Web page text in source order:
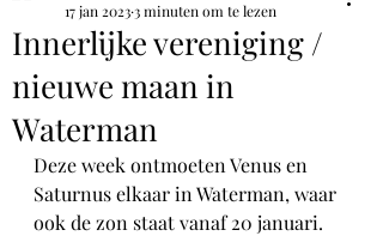
Innerlijke vereniging /
nieuwe maan in
Waterman
17 jan 20233 minuten om te lezen
Deze week ontmoeten Venus en
Saturnus elkaar in Waterman, waar
ook de zon staat vanaf 20 januari.